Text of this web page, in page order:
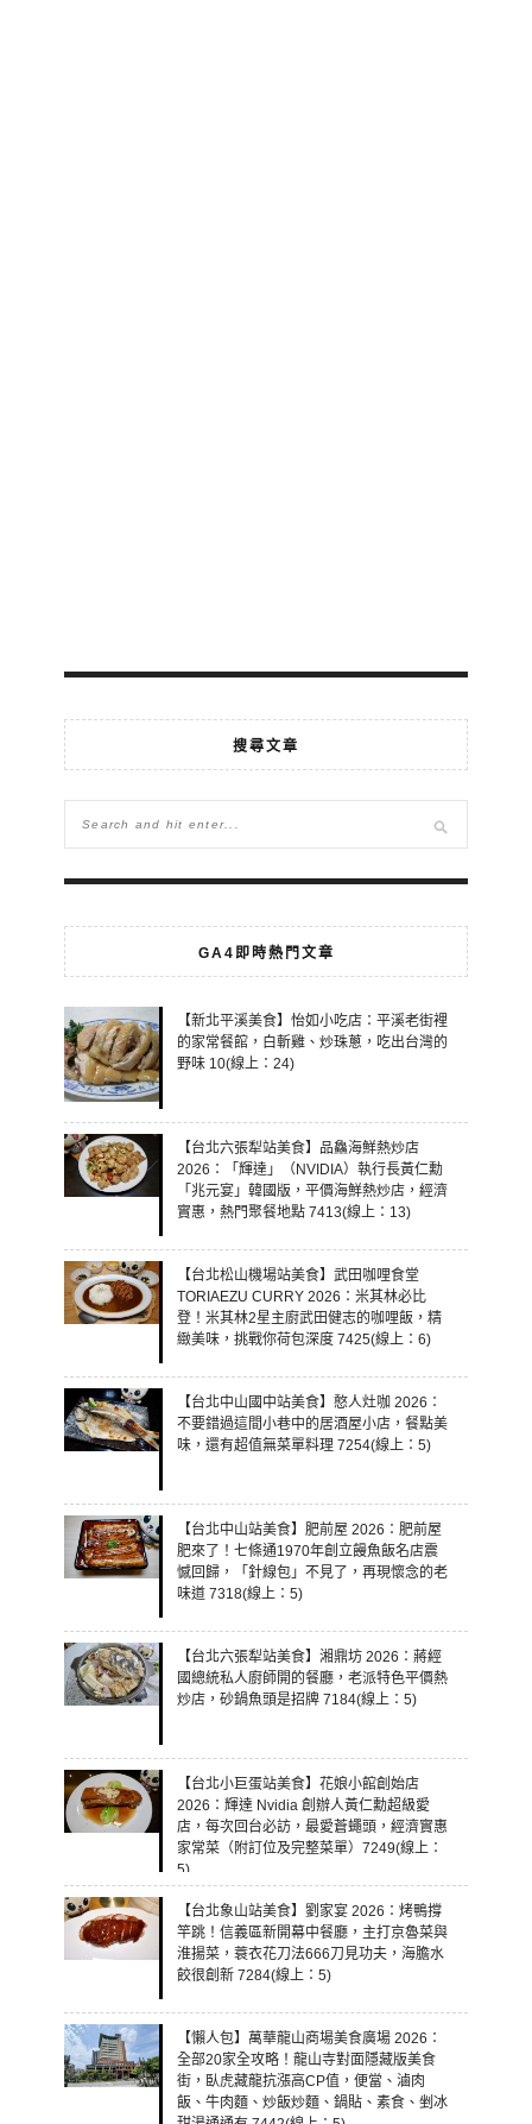
搜尋文章
GA4即時熱門文章
【新北平溪美食】怡如小吃店：平溪老街裡
的家常餐館，白斬雞、炒珠蔥，吃出台灣的
野味 10(線上：24)
【台北六張犁站美食】品鱻海鮮熱炒店
2026：「輝達」（NVIDIA）執行長黃仁勳
「兆元宴」韓國版，平價海鮮熱炒店，經濟
實惠，熱門聚餐地點 7413(線上：13)
【台北松山機場站美食】武田咖哩食堂
TORIAEZU CURRY 2026：米其林必比
登！米其林2星主廚武田健志的咖哩飯，精
緻美味，挑戰你荷包深度 7425(線上：6)
【台北中山國中站美食】憨人灶咖 2026：
不要錯過這間小巷中的居酒屋小店，餐點美
味，還有超值無菜單料理 7254(線上：5)
【台北中山站美食】肥前屋 2026：肥前屋
肥來了！七條通1970年創立饅魚飯名店震
憾回歸，「針線包」不見了，再現懷念的老
味道 7318(線上：5)
【台北六張犁站美食】湘鼎坊 2026：蔣經
國總統私人廚師開的餐廳，老派特色平價熱
炒店，砂鍋魚頭是招牌 7184(線上：5)
【台北小巨蛋站美食】花娘小館創始店
2026：輝達 Nvidia 創辦人黃仁勳超級愛
店，每次回台必訪，最愛蒼蠅頭，經濟實惠
家常菜（附訂位及完整菜單）7249(線上：
5)
【台北象山站美食】劉家宴 2026：烤鴨撐
竿跳！信義區新開幕中餐廳，主打京魯菜與
淮揚菜，蓑衣花刀法666刀見功夫，海膽水
餃很創新 7284(線上：5)
【懶人包】萬華龍山商場美食廣場 2026：
全部20家全攻略！龍山寺對面隱藏版美食
街，臥虎藏龍抗漲高CP值，便當、滷肉
飯、牛肉麵、炒飯炒麵、鍋貼、素食、剉冰